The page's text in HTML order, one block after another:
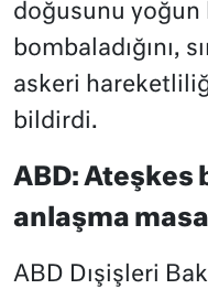
doğusunu yoğun
bombaladığını,
askeri
bildirdi.
ABD: Ateşkes
anlaşma
ABD Dışişleri